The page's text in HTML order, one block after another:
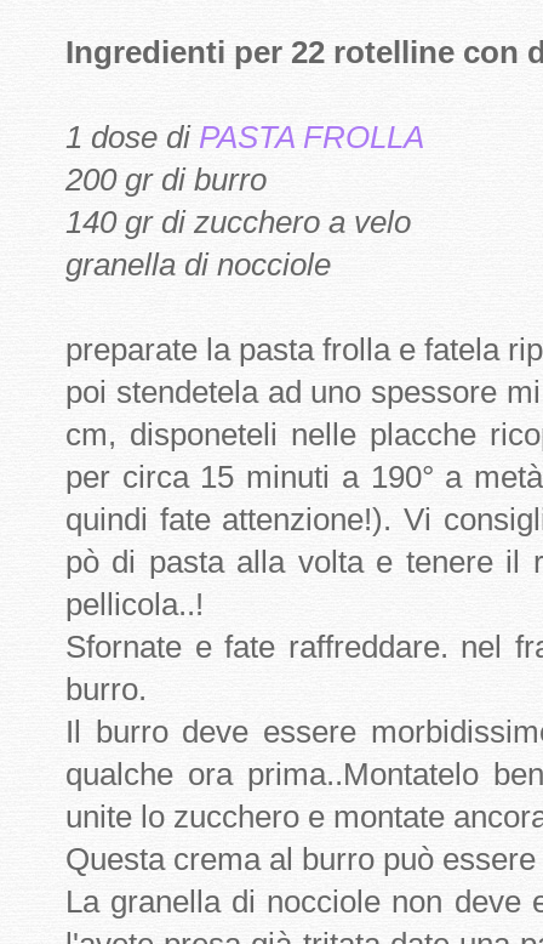
Ingredienti per 22 rotelline con
1 dose di PASTA FROLLA
200 gr di burro
140 gr di zucchero a velo
granella di nocciole
preparate la pasta frolla e fatela
poi stendetela ad uno spessore
cm, disponeteli nelle placche
per circa 15 minuti a 190° a
quindi fate attenzione!). Vi
pò di pasta alla volta e tenere il
pellicola..!
Sfornate e fate raffreddare. nel
burro.
Il burro deve essere
qualche ora prima..Montatelo
unite lo zucchero e montate
Questa crema al burro può
La granella di nocciole non deve